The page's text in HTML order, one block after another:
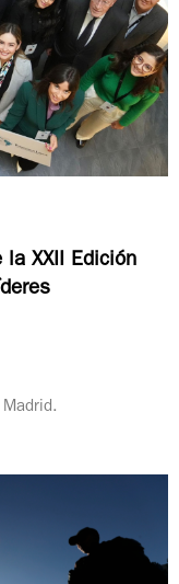
XXII Edición